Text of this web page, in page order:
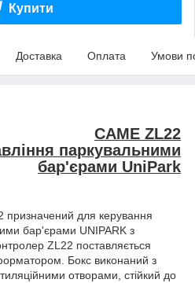
Купити
Доставка Оплата Умови
CAME ZL22
паркувальними
бар'єрами UniPark
призначений для керування
бар'єрами UNIPARK з
ZL22 поставляється
Бокс виконаний з
отворами, стійкий до